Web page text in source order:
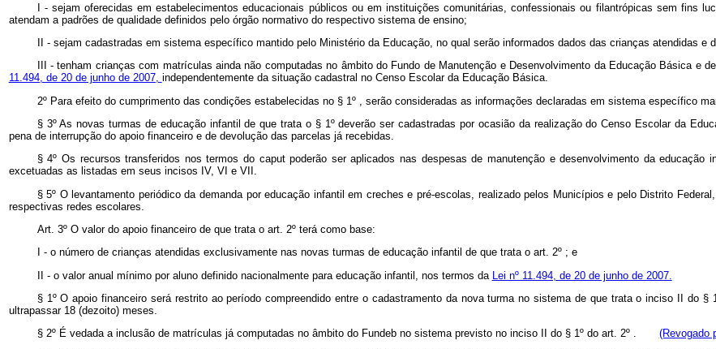
I - sejam oferecidas em estabelecimentos educacionais públicos ou em instituições comunitárias, confessionais ou filantrópicas sem fins
atendam a padrões de qualidade definidos pelo órgão normativo do respectivo sistema de ensino;
II - sejam cadastradas em sistema específico mantido pelo Ministério da Educação, no qual serão informados dados das crianças atendidas e
III - tenham crianças com matrículas ainda não computadas no âmbito do Fundo de Manutenção e Desenvolvimento da Educação Básica e
11.494, de 20 de junho de 2007, independentemente da situação cadastral no Censo Escolar da Educação Básica.
2º Para efeito do cumprimento das condições estabelecidas no § 1º , serão consideradas as informações declaradas em sistema específico
§ 3º As novas turmas de educação infantil de que trata o § 1º deverão ser cadastradas por ocasião da realização do Censo Escolar da
pena de interrupção do apoio financeiro e de devolução das parcelas já recebidas.
§ 4º Os recursos transferidos nos termos do caputpoderão ser aplicados nas despesas de manutenção e desenvolvimento da educação
excetuadas as listadas em seus incisos IV, VI e VII.
§ 5º O levantamento periódico da demanda por educação infantil em creches e pré-escolas, realizado pelos Municípios e pelo Distrito
respectivas redes escolares.
Art. 3º O valor do apoio financeiro de que trata o art. 2º terá como base:
I - o número de crianças atendidas exclusivamente nas novas turmas de educação infantil de que trata o art. 2º ; e
II - o valor anual mínimo por aluno definido nacionalmente para educação infantil, nos termos da Lei nº 11.494, de 20 de junho de 2007.
§ 1º O apoio financeiro será restrito ao período compreendido entre o cadastramento da nova turma no sistema de que trata o inciso II do
ultrapassar 18 (dezoito) meses.
§ 2º É vedada a inclusão de matrículas já computadas no âmbito do Fundeb no sistema previsto no inciso II do § 1º do art. 2º . (Revogado